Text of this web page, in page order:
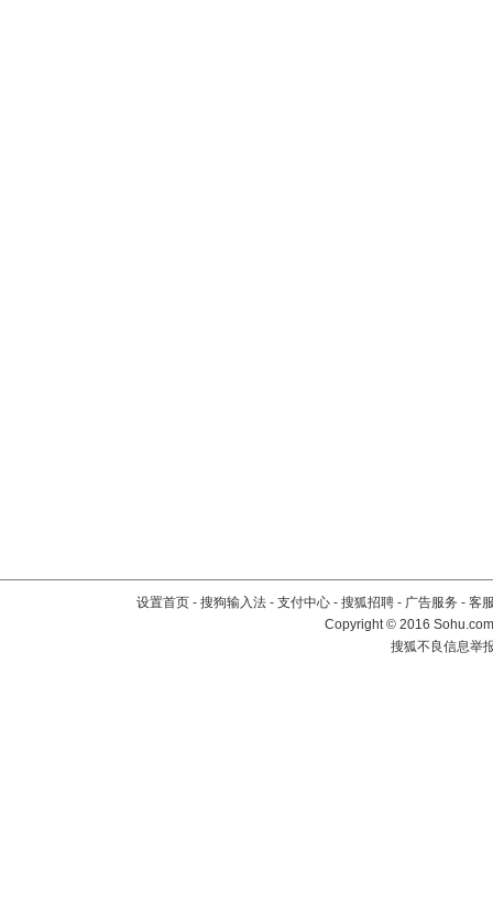
设置首页 - 搜狗输入法 - 支付中心 - 搜狐招聘 - 广告服务 - 客
Copyright©2016
搜狐不良信息举